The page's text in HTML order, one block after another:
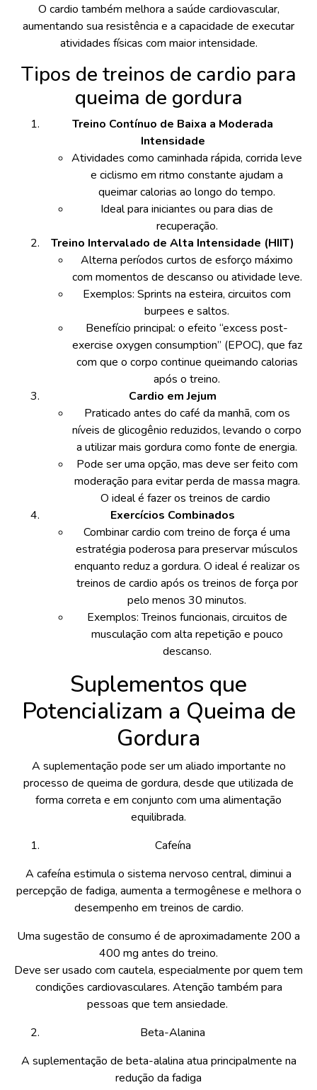
O cardio também melhora a saúde cardiovascular,
aumentando sua resistência e a capacidade de executar
atividades físicas com maior intensidade.
Tipos de treinos de cardio para
queima de gordura
Treino Contínuo de Baixa a Moderada
Intensidade
Atividades como caminhada rápida, corrida leve
e ciclismo em ritmo constante ajudam a
queimar calorias ao longo do tempo.
Ideal para iniciantes ou para dias de
recuperação.
Treino Intervalado de Alta Intensidade (HIIT)
Alterna períodos curtos de esforço máximo
com momentos de descanso ou atividade leve.
Exemplos: Sprints na esteira, circuitos com
burpees e saltos.
Benefício principal: o efeito “excess post-
exercise oxygen consumption” (EPOC), que faz
com que o corpo continue queimando calorias
após o treino.
Cardio em Jejum
Praticado antes do café da manhã, com os
níveis de glicogênio reduzidos, levando o corpo
a utilizar mais gordura como fonte de energia.
Pode ser uma opção, mas deve ser feito com
moderação para evitar perda de massa magra.
O ideal é fazer os treinos de cardio
Exercícios Combinados
Combinar cardio com treino de força é uma
estratégia poderosa para preservar músculos
enquanto reduz a gordura. O ideal é realizar os
treinos de cardio após os treinos de força por
pelo menos 30 minutos.
Exemplos: Treinos funcionais, circuitos de
musculação com alta repetição e pouco
descanso.
Suplementos que
Potencializam a Queima de
Gordura
A suplementação pode ser um aliado importante no
processo de queima de gordura, desde que utilizada de
forma correta e em conjunto com uma alimentação
equilibrada.
Cafeína
A cafeína estimula o sistema nervoso central, diminui a
percepção de fadiga, aumenta a termogênese e melhora o
desempenho em treinos de cardio.
Uma sugestão de consumo é de aproximadamente 200 a
400 mg antes do treino.
Deve ser usado com cautela, especialmente por quem tem
condições cardiovasculares. Atenção também para
pessoas que tem ansiedade.
Beta-Alanina
A suplementação de beta-alalina atua principalmente na
redução da fadiga